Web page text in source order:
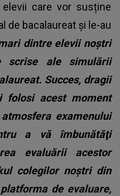
care vor susține
de bacalaureat și le-au
dintre elevii noştri
scrise ale simulării
Succes, dragii
folosi acest moment
examenului
a vă îmbunătăţi
evaluării acestor
colegilor noştri din
de evaluare,